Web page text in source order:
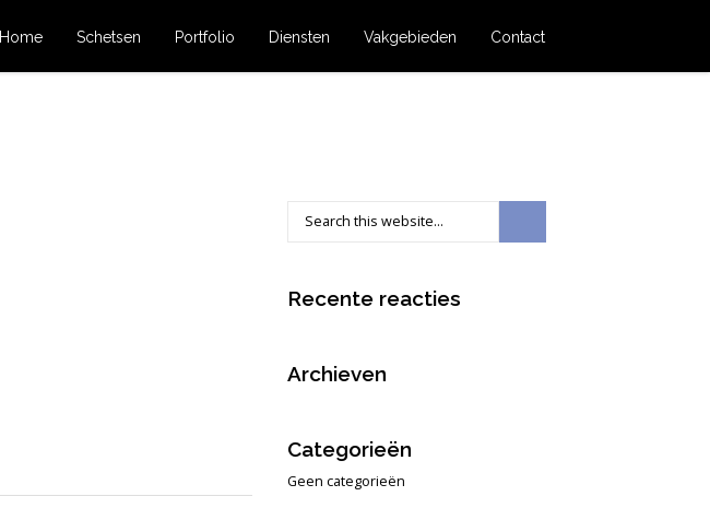
Home Schetsen Portfolio Diensten Vakgebieden Contact
Recente reacties
Archieven
Categorieën
Geen categorieën